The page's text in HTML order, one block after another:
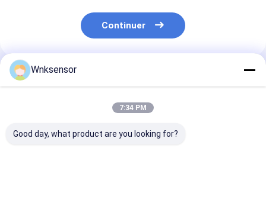
Continuer
Produits Recommandés
Wnksensor
7:34 PM
Good day, what product are you looking for?